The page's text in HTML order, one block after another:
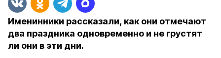
Именинники рассказали, как они отмечают
два праздника одновременно и не грустят
ли они в эти дни.